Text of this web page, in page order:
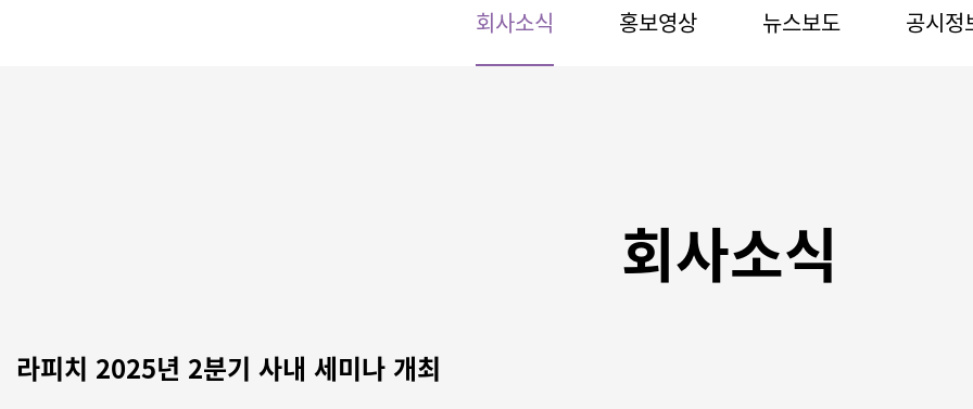
회사소식 홍보영상 뉴스보도 공시정
회사소식
라피치 2025년 2분기 사내 세미나 개최